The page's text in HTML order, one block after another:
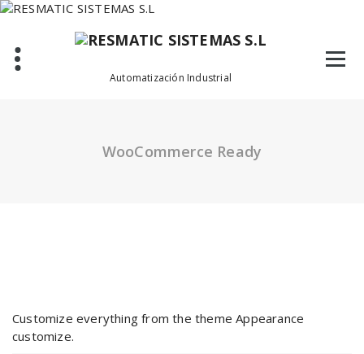
Saltar
Automatización Industrial
WooCommerce Ready
Customize everything from the theme Appearance
customize.